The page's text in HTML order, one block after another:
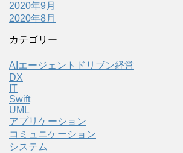
2020年9月
2020年8月
カテゴリー
AIエージェントドリブン経営
DX
IT
Swift
UML
アプリケーション
コミュニケーション
システム